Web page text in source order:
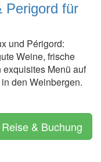
Perigord für
und Périgord:
Weine, frische
Menü auf
den Weinbergen.
& Buchung